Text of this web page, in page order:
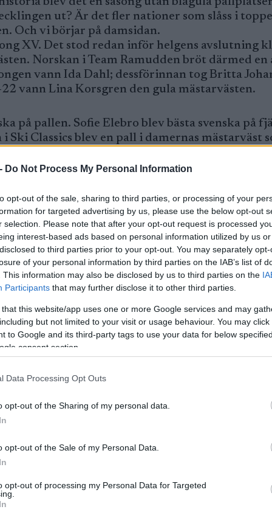
Do Not Process My Personal Information
opt-out of the sale, sharing to third parties, or processing of your
for targeted advertising by us, please use the below opt-out
selection. Please note that after your opt-out request is processed
interest-based ads based on personal information utilized by us
to third parties prior to your opt-out. You may separately
of your personal information by third parties on the IAB’s list of
This information may also be disclosed by us to third parties on the
Participants that may further disclose it to other third parties.
that this website/app uses one or more Google services and may
but not limited to your visit or usage behaviour. You may
to Google and its third-party tags to use your data for below
consent section.
Data Processing Opt Outs
opt-out of the Sharing of my personal data.
opt-out of the Sale of my Personal Data.
opt-out of processing my Personal Data for Targeted
ut? Är det fler nationer som slåss i
Och vi börjar på damsidan.
XV. Det stod redan inför helgens avslutning
Norskan i Team Ramudden bröt därmed en
vann Ida Dahl; dessförinnan tog Britta
vann Lina Korsgren den gula mästarvästen.
på pallen. Sofie Elebro blev bästa svenska på
Classics blev en pall i damernas mästarväst
det för andra året i rad fler norskor än
är det svensk dominans även där. De
är näst bäst med 40 och därefter det ett
slår sig in bland de tio bästa var det nu för
(Sverige, Norge och Finland). Allra flest var det
på de tio främsta placeringarna.
från tio olika nationer på damsidan som haft
under veckan.
ALLA TIDIGARE SÄSONGER